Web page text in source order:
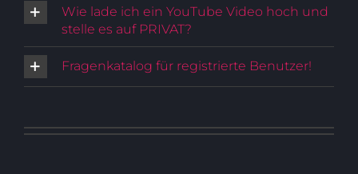
Wie lade ich ein YouTube Video hoch und
stelle es auf PRIVAT?
Fragenkatalog für registrierte Benutzer!